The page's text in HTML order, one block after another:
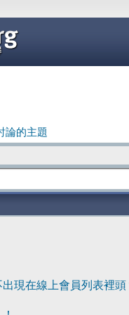
論的主題
現在線上會員列表裡頭